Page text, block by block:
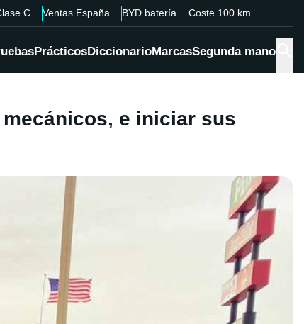
C Ventas España BYD batería Coste 100 km
PrácticosDiccionarioMarcasSegunda mano
e iniciar sus